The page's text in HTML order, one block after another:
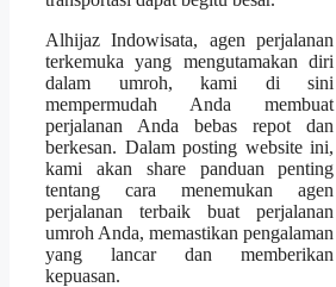
Alhijaz Indowisata, agen perjalanan
terkemuka yang mengutamakan diri
dalam umroh, kami di sini
mempermudah Anda membuat
perjalanan Anda bebas repot dan
berkesan. Dalam posting website ini,
kami akan share panduan penting
tentang cara menemukan agen
perjalanan terbaik buat perjalanan
umroh Anda, memastikan pengalaman
yang lancar dan memberikan
kepuasan.